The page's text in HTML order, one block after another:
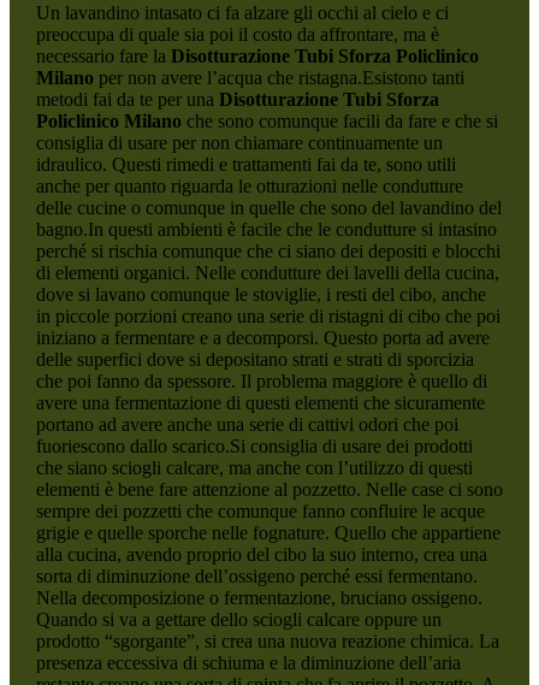
Un lavandino intasato ci fa alzare gli occhi al cielo e ci
preoccupa di quale sia poi il costo da affrontare, ma è
necessario fare la Disotturazione Tubi Sforza Policlinico
Milanoper non avere l’acqua che ristagna.Esistono tanti
metodi fai da te per una Disotturazione Tubi Sforza
Policlinico Milanoche sono comunque facili da fare e che si
consiglia di usare per non chiamare continuamente un
idraulico. Questi rimedi e trattamenti fai da te, sono utili
anche per quanto riguarda le otturazioni nelle condutture
delle cucine o comunque in quelle che sono del lavandino del
bagno.In questi ambienti è facile che le condutture si intasino
perché si rischia comunque che ci siano dei depositi e blocchi
di elementi organici. Nelle condutture dei lavelli della cucina,
dove si lavano comunque le stoviglie, i resti del cibo, anche
in piccole porzioni creano una serie di ristagni di cibo che poi
iniziano a fermentare e a decomporsi. Questo porta ad avere
delle superfici dove si depositano strati e strati di sporcizia
che poi fanno da spessore. Il problema maggiore è quello di
avere una fermentazione di questi elementi che sicuramente
portano ad avere anche una serie di cattivi odori che poi
fuoriescono dallo scarico.Si consiglia di usare dei prodotti
che siano sciogli calcare, ma anche con l’utilizzo di questi
elementi è bene fare attenzione al pozzetto. Nelle case ci sono
sempre dei pozzetti che comunque fanno confluire le acque
grigie e quelle sporche nelle fognature. Quello che appartiene
alla cucina, avendo proprio del cibo la suo interno, crea una
sorta di diminuzione dell’ossigeno perché essi fermentano.
Nella decomposizione o fermentazione, bruciano ossigeno.
Quando si va a gettare dello sciogli calcare oppure un
prodotto “sgorgante”, si crea una nuova reazione chimica. La
presenza eccessiva di schiuma e la diminuzione dell’aria